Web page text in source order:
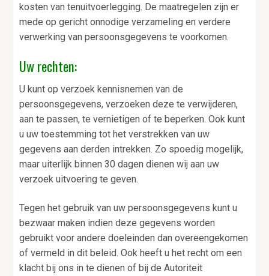
kosten van tenuitvoerlegging. De maatregelen zijn er
mede op gericht onnodige verzameling en verdere
verwerking van persoonsgegevens te voorkomen.
Uw rechten:
U kunt op verzoek kennisnemen van de
persoonsgegevens, verzoeken deze te verwijderen,
aan te passen, te vernietigen of te beperken. Ook kunt
u uw toestemming tot het verstrekken van uw
gegevens aan derden intrekken. Zo spoedig mogelijk,
maar uiterlijk binnen 30 dagen dienen wij aan uw
verzoek uitvoering te geven.
Tegen het gebruik van uw persoonsgegevens kunt u
bezwaar maken indien deze gegevens worden
gebruikt voor andere doeleinden dan overeengekomen
of vermeld in dit beleid. Ook heeft u het recht om een
klacht bij ons in te dienen of bij de Autoriteit